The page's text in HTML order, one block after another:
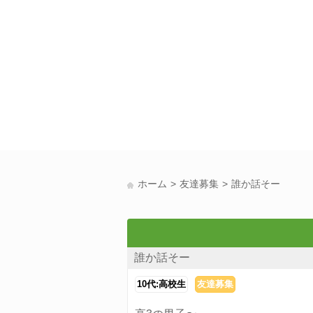
ホーム 友達募集 誰か話そー
誰か話そー
10代:高校生 友達募集